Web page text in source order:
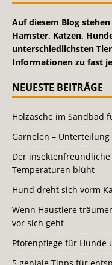
Auf diesem Blog
Hamster, Katzen,
unterschiedlichsten
Informationen zu fast
NEUESTE BEITRÄGE
Holzasche im Sandbad
Garnelen –
Der
Temperaturen blüht
Hund dreht sich vorm
Wenn Haustiere
vor sich geht
Pfotenpflege für Hunde